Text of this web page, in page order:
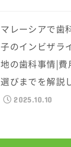
マレーシアで歯
子のインビザラ
地の歯科事情|費
選びまでを解説
2025.10.10